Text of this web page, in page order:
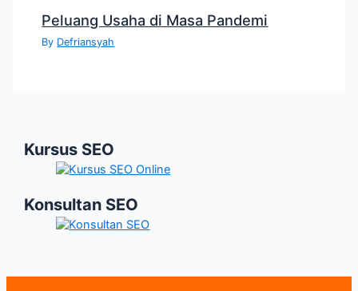
Peluang Usaha di Masa Pandemi
By Defriansyah
Kursus SEO
Konsultan SEO